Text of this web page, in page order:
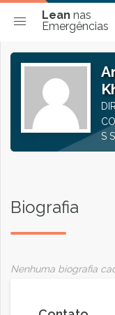
Lean nas
Emergências
S S
Biografia
Nenhuma biografia